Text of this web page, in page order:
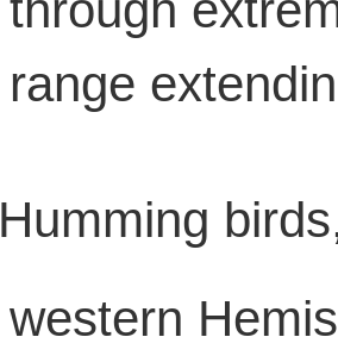
range
Humming
western